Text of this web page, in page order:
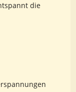
die